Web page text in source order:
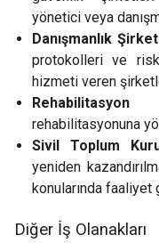
yönetici veya
Danışmanlık
protokolleri ve risk
hizmeti veren
rehabilitasyonuna
Sivil Toplum
yeniden
konularında
Diğer İş Olanakları